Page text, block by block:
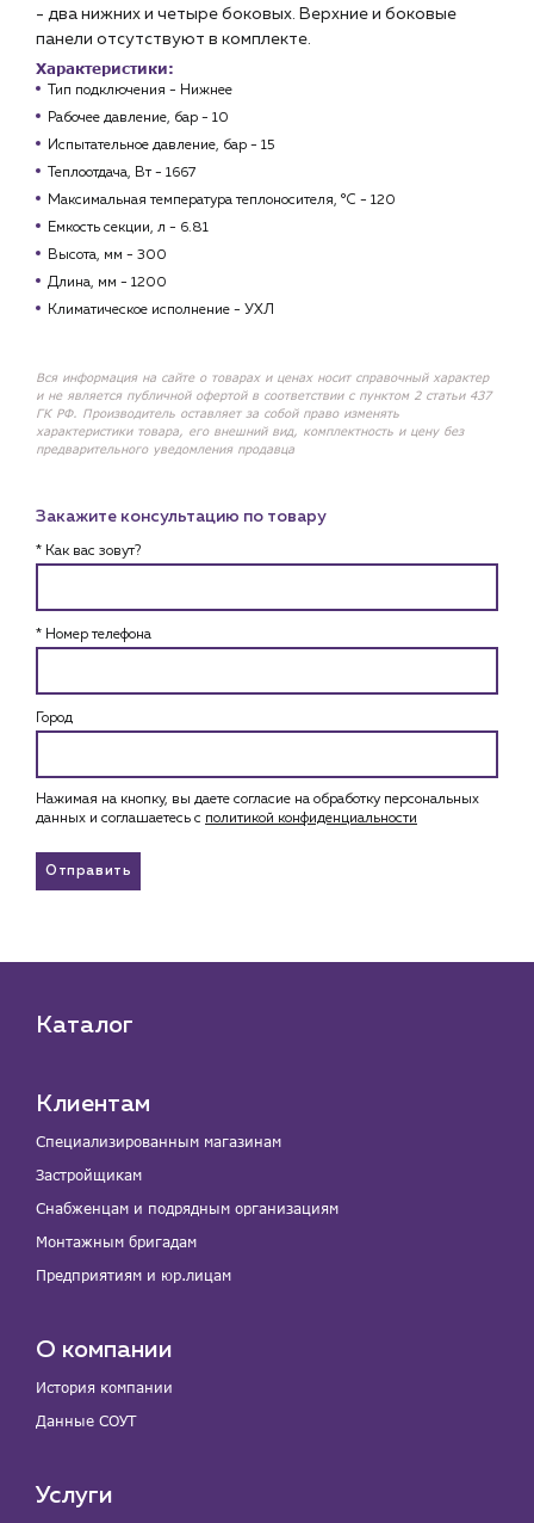
- два нижних и четыре боковых. Верхние и боковые
панели отсутствуют в комплекте.
Характеристики:
Тип подключения - Нижнее
Рабочее давление, бар - 10
Испытательное давление, бар - 15
Теплоотдача, Вт - 1667
Максимальная температура теплоносителя, °C - 120
Емкость секции, л - 6.81
Высота, мм - 300
Длина, мм - 1200
Климатическое исполнение - УХЛ
Вся информация на сайте о товарах и ценах носит справочный характер
и не является публичной офертой в соответствии с пунктом 2 статьи 437
ГК РФ. Производитель оставляет за собой право изменять
характеристики товара, его внешний вид, комплектность и цену без
предварительного уведомления продавца
Закажите консультацию по товару
* Как вас зовут?
* Номер телефона
Город
Нажимая на кнопку, вы даете согласие на обработку персональных
данных и соглашаетесь c политикой конфиденциальности
Отправить
Каталог
Клиентам
Специализированным магазинам
Застройщикам
Снабженцам и подрядным организациям
Монтажным бригадам
Предприятиям и юр.лицам
О компании
История компании
Данные СОУТ
Услуги